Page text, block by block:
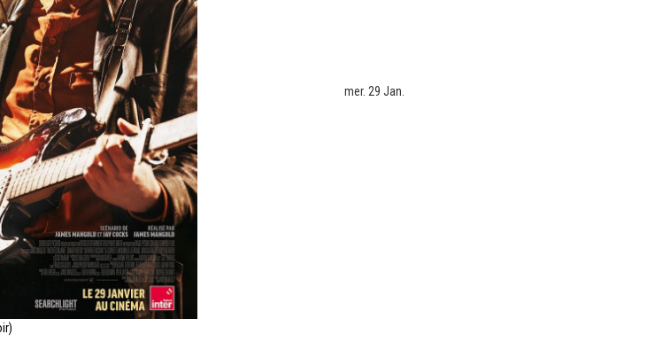
mer. 29 Jan.